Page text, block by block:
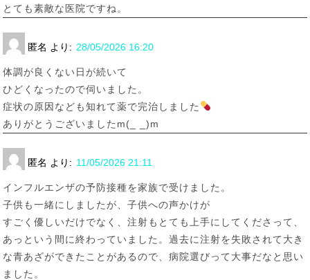
とても素敵な医院ですね。
匿名 より: 28/05/2026 16:20
体調が良くない日が続いて
ひどくなったので伺いました。
症状の原因なども知れて薬で完治しました
ありがとうございましたm(_ _)m
匿名 より: 11/05/2026 21:11
インフルエンザの予防接種を家族で受けました。
子供も一緒にしましたが、子供への声かけが
すごく優しいだけでなく、注射もとても上手にしてくださって、
あっという間に終わっていました。過去に注射を失敗されて大き
な青あざができたことがあるので、病院選びって大事だなと思い
ました。